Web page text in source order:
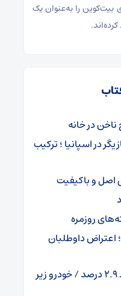
بیت‌کوین را به‌عنوان یک
در خانه
در اسپانیا ؛ ترکیب
اصل و باکیفیت
روزمره
۹ روز رسید؛ اعتراض داوطلبان
دلار ۴ درصد ریخت، ۲۰۷ فقط ۲.۹ درصد / خودرو زیر